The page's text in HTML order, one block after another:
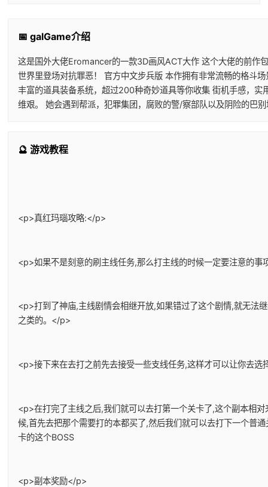
📅 galGame介绍
这是国外大佬Eromancer的一款3D画风ACT大作 这个大佬的前作
世界里登场对抗罪恶！ 官方中文步兵版 本作拥有非常流畅的格斗
丰富的道具装备系统，超过200种奇妙道具等你收集 街机手感，
维艰。 她会遇到帮派，犯罪集团，腐败的警/察部队以及阴险的巴
🔮 游戏教程
<p>真红玛瑙攻略:</p>
<p>如果不是刻意的刷主线任务,那么打主线的时候一定要注意的
<p>打到了神庙,主线剧情会相继开放,如果错过了这个剧情,就无法
之类的。</p>
<p>接下来在去打之前先去接受一些支线任务,这样才可以让你去
<p>在打完了主线之后,我们就可以去打第一个关卡了,这个副本相
候,首先去把那个需要打的本都买了,然后我们就可以去打下一个普
卡的这个BOSS
<p>副本奖励</p>